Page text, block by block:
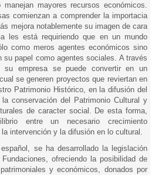
mayores recursos económicos.
comienzan a comprender la importacia
mejora notablemente su imagen de cara
les está requiriendo que en un mundo
como meros agentes económicos sino
su papel como agentes sociales. A través
su empresa se puede convertir en un
se generen proyectos que reviertan en
Patrimonio Histórico, en la difusión del
conservación del Patrimonio Cultural y
de caracter social. De esta forma,
entre un necesario crecimiento
intervención y la difusión en lo cultural.
se ha desarrollado la legislación
ofreciendo la posibilidad de
y económicos, donados por